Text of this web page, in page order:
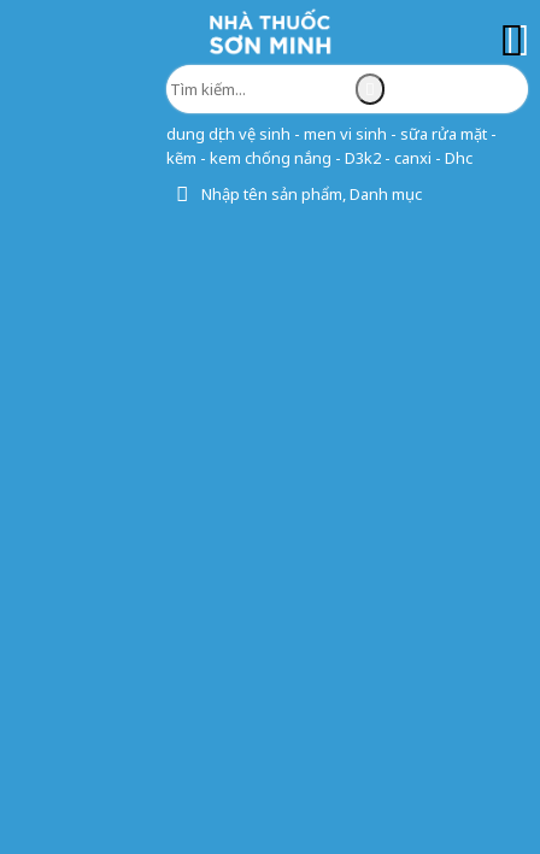
dung dịch vệ sinh - men vi sinh - sữa rửa mặt -
kẽm - kem chống nắng - D3k2 - canxi - Dhc
Nhập tên sản phẩm, Danh mục